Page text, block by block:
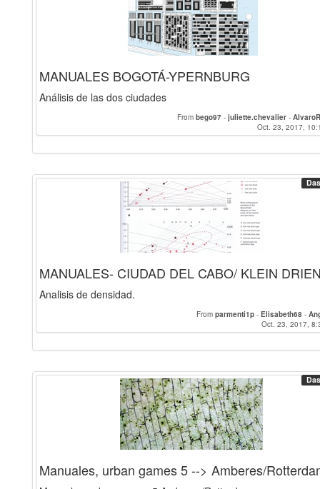
MANUALES BOGOTÁ-YPERNBURG
Análisis de las dos ciudades
From bego97 - juliette.chevalier -
Oct. 23, 2017,
MANUALES- CIUDAD DEL CABO/ KLEIN
Analisis de densidad.
From parmenti1p - Elisabeth68 -
Oct. 23, 2017,
Manuales, urban games 5 --> Amberes/